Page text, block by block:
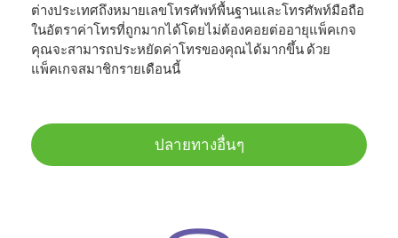
ต่างประเทศถึงหมายเลขโทรศัพท์พื้นฐานและโทรศัพท์มือถือ
ในอัตราค่าโทรที่ถูกมากได้โดยไม่ต้องคอยต่ออายุแพ็คเกจ
คุณจะสามารถประหยัดค่าโทรของคุณได้มากขึ้น ด้วย
แพ็คเกจสมาชิกรายเดือนนี้
ปลายทางอื่นๆ